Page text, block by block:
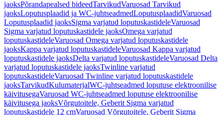
jaoksPõrandapealsed bideedTarvikudVaruosad Tarvikud
jaoksLoputusplaadid ja WC-juhtseadmedLoputusplaadidVaruosad
Loputusplaadid jaoksSigma varjatud loputuskastideleVaruosad
Sigma varjatud loputuskastidele jaoksOmega varjatud
loputuskastideleVaruosad Omega varjatud loputuskastidele
jaoksKappa varjatud loputuskastideleVaruosad Kappa varjatud
loputuskastidele jaoksDelta varjatud loputuskastideleVaruosad Delta
varjatud loputuskastidele jaoksTwinline varjatud
loputuskastideleVaruosad Twinline varjatud loputuskastidele
jaoksTarvikudKulumaterjalWC-juhtseadmed loputuse elektroonilise
käivitusegaVaruosad WC-juhtseadmed loputuse elektroonilise
käivitusega jaoksVõrgutoitele, Geberit Sigma varjatud
loputuskastidele 12 cmVaruosad Võrgutoitele, Geberit Sigma